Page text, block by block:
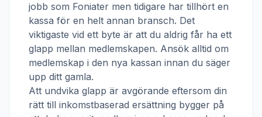
jobb som Foniater men tidigare har tillhört en
kassa för en helt annan bransch. Det
viktigaste vid ett byte är att du aldrig får ha ett
glapp mellan medlemskapen. Ansök alltid om
medlemskap i den nya kassan innan du säger
upp ditt gamla.
Att undvika glapp är avgörande eftersom din
rätt till inkomstbaserad ersättning bygger på